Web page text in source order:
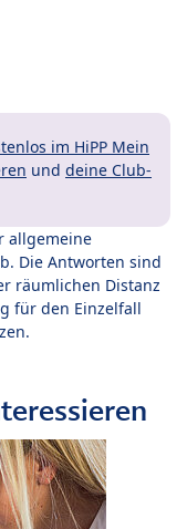
im HiPP Mein
und deine Club-
allgemeine
Die Antworten sind
räumlichen Distanz
für den Einzelfall